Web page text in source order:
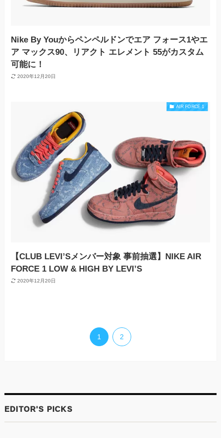
Nike By Youからペンペルドンでエア フォース1やエ
ア マックス90、リアクト エレメント 55がカスタム
可能に！
2020年12月20日
AIR FORCE 1
【CLUB LEVI’Sメンバー対象 事前抽選】NIKE AIR
FORCE 1 LOW & HIGH BY LEVI’S
2020年12月20日
1 2